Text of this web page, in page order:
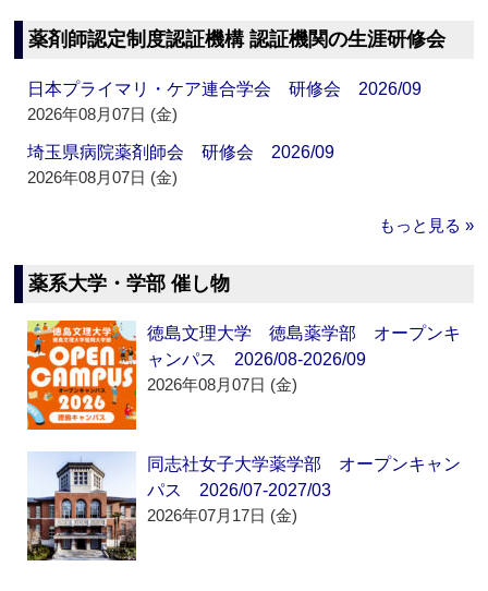
薬剤師認定制度認証機構 認証機関の生涯研修会
日本プライマリ・ケア連合学会 研修会 2026/09
2026年08月07日 (金)
埼玉県病院薬剤師会 研修会 2026/09
2026年08月07日 (金)
もっと見る »
薬系大学・学部 催し物
徳島文理大学 徳島薬学部 オープンキ
ャンパス 2026/08-2026/09
2026年08月07日 (金)
同志社女子大学薬学部 オープンキャン
パス 2026/07-2027/03
2026年07月17日 (金)